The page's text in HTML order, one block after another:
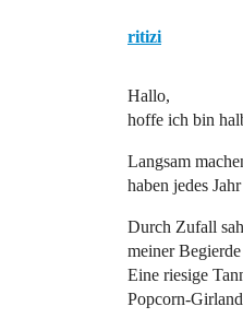
ritizi
Hallo,
hoffe ich bin
Langsam
haben jedes
Durch Zufall
meiner Begierde
Eine riesige
Popcorn-